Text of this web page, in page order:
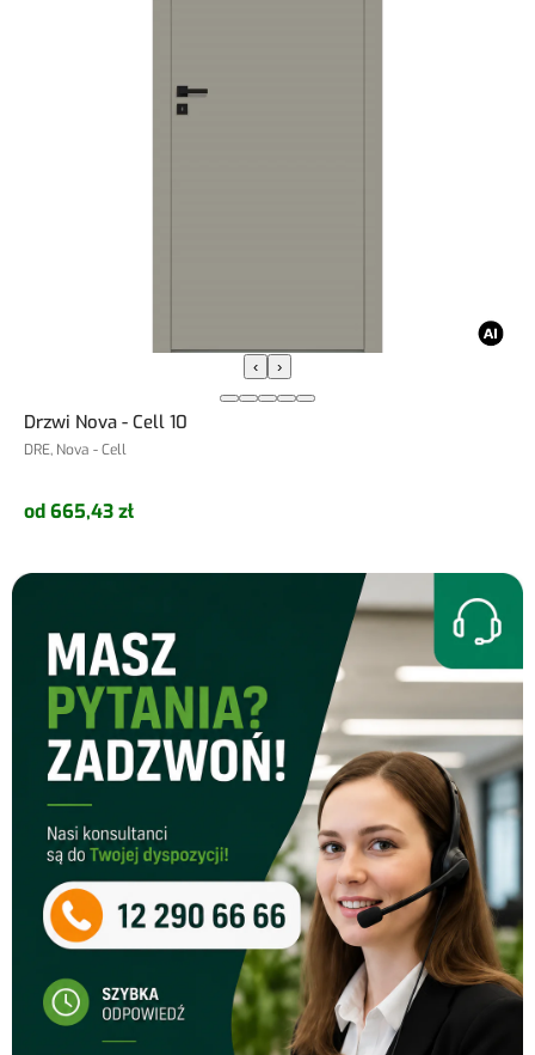
‹ ›
Drzwi Nova - Cell 10
DRE, Nova - Cell
od 665,43 zł